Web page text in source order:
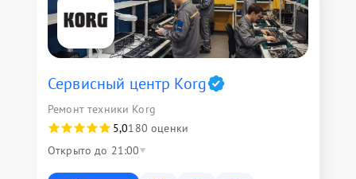
Сервисный центр Korg
Ремонт техники Korg
5,0180 оценки
Открыто до 21:00